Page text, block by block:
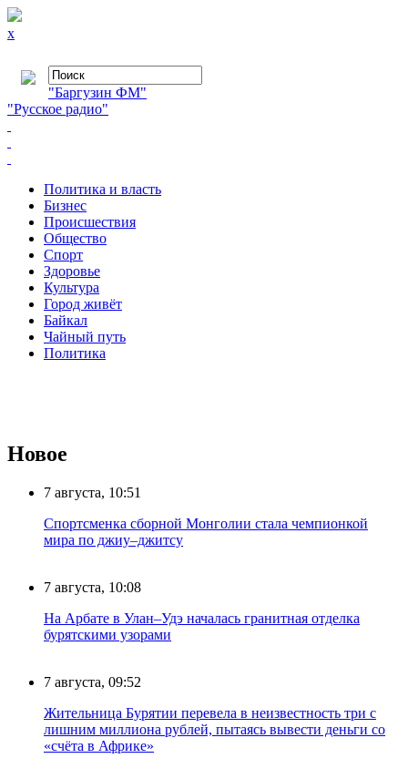
x
"Баргузин ФМ"
"Русское радио"
Политика и власть
Бизнес
Происшествия
Общество
Cпорт
Здоровье
Культура
Город живёт
Байкал
Чайный путь
Политика
Новое
7 августа, 10:51
Спортсменка сборной Монголии стала чемпионкой
мира по джиу–джитсу
7 августа, 10:08
На Арбате в Улан–Удэ началась гранитная отделка
бурятскими узорами
7 августа, 09:52
Жительница Бурятии перевела в неизвестность три с
лишним миллиона рублей, пытаясь вывести деньги со
«счёта в Африке»